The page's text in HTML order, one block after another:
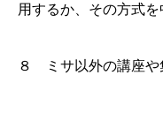
用するか、その方式を
８ ミサ以外の講座や